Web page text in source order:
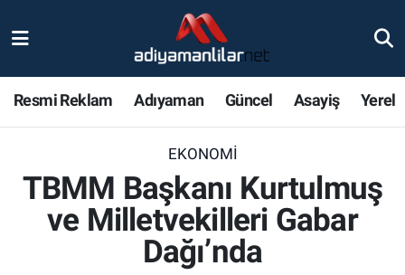
Resmi Reklam Adıyaman Güncel Asayiş Yerel
EKONOMI
TBMM Başkanı Kurtulmuş
ve Milletvekilleri Gabar
Dağı’nda
Magazin
Bölge Haberleri
Nöbetçi Eczaneler
Adiyaman Namaz Vakitleri
Trafik Durumu
Süper Lig Puan Durumu ve Fikstür